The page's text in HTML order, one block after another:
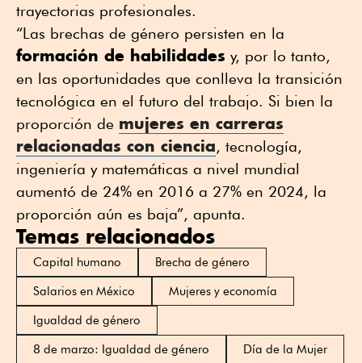
trayectorias profesionales.
“Las brechas de género persisten en la
formación de habilidades y, por lo tanto,
en las oportunidades que conlleva la transición
tecnológica en el futuro del trabajo. Si bien la
proporción de mujeres en carreras
relacionadas con ciencia, tecnología,
ingeniería y matemáticas a nivel mundial
aumentó de 24% en 2016 a 27% en 2024, la
proporción aún es baja”, apunta.
Temas relacionados
Capital humano
Brecha de género
Salarios en México
Mujeres y economía
Igualdad de género
8 de marzo: Igualdad de género
Día de la Mujer